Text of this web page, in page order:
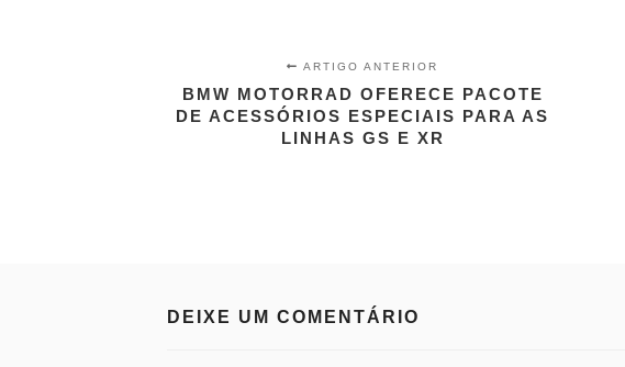
ARTIGO ANTERIOR
BMW MOTORRAD OFERECE PACOTE
DE ACESSÓRIOS ESPECIAIS PARA AS
LINHAS GS E XR
DEIXE UM COMENTÁRIO